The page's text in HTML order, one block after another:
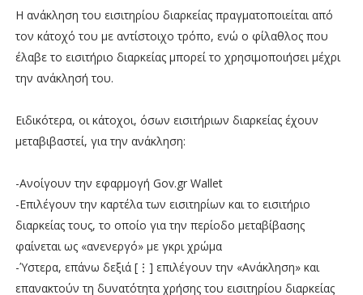
Η ανάκληση του εισιτηρίου διαρκείας πραγματοποιείται από
τον κάτοχό του με αντίστοιχο τρόπο, ενώ ο φίλαθλος που
έλαβε το εισιτήριο διαρκείας μπορεί το χρησιμοποιήσει μέχρι
την ανάκλησή του.
Ειδικότερα, οι κάτοχοι, όσων εισιτήριων διαρκείας έχουν
μεταβιβαστεί, για την ανάκληση:
-Ανοίγουν την εφαρμογή Gov.gr Wallet
-Επιλέγουν την καρτέλα των εισιτηρίων και το εισιτήριο
διαρκείας τους, το οποίο για την περίοδο μεταβίβασης
φαίνεται ως «ανενεργό» με γκρι χρώμα
-Ύστερα, επάνω δεξιά [⋮] επιλέγουν την «Ανάκληση» και
επανακτούν τη δυνατότητα χρήσης του εισιτηρίου διαρκείας